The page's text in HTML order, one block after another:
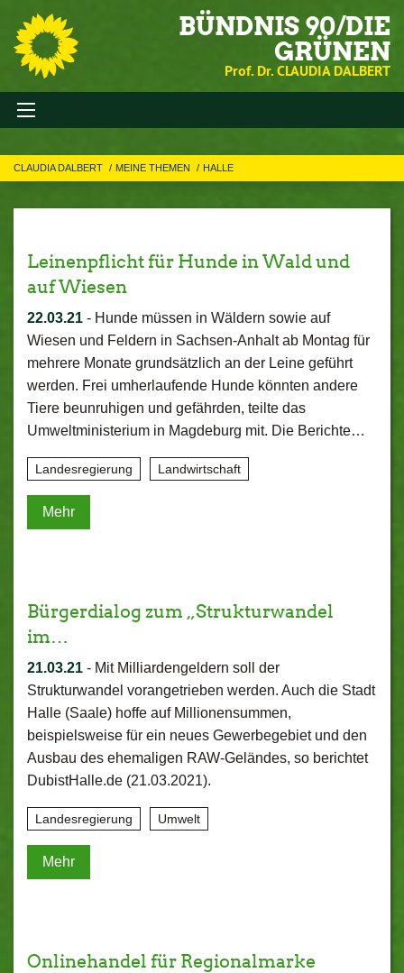
BÜNDNIS 90/DIE
GRÜNEN
Prof. Dr. CLAUDIA DALBERT
CLAUDIA DALBERT MEINE THEMEN HALLE
Leinenpflicht für Hunde in Wald und
auf Wiesen
22.03.21 - Hunde müssen in Wäldern sowie auf
Wiesen und Feldern in Sachsen-Anhalt ab Montag für
mehrere Monate grundsätzlich an der Leine geführt
werden. Frei umherlaufende Hunde könnten andere
Tiere beunruhigen und gefährden, teilte das
Umweltministerium in Magdeburg mit. Die Berichte…
Landesregierung Landwirtschaft
Mehr
Bürgerdialog zum „Strukturwandel
im…
21.03.21 - Mit Milliardengeldern soll der
Strukturwandel vorangetrieben werden. Auch die Stadt
Halle (Saale) hoffe auf Millionensummen,
beispielsweise für ein neues Gewerbegebiet und den
Ausbau des ehemaligen RAW-Geländes, so berichtet
DubistHalle.de (21.03.2021).
Landesregierung Umwelt
Mehr
Onlinehandel für Regionalmarke